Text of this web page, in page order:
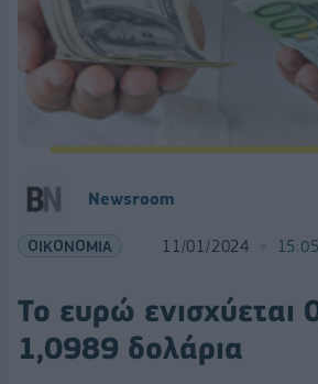
Newsroom
ΟΙΚΟΝΟΜΙΑ 11/01/2024 15:05
Το ευρώ ενισχύεται
1,0989 δολάρια